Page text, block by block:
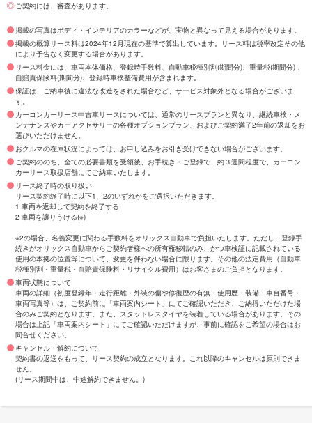
ご契約には、審査があります。
掲載の写真はボディ・インテリアのカラーなどが、実物と異なって見える場合があります。
掲載の概算リース料は2024年12月現在の基準で算出しています。リース料は税率改定その他
により予告なく変更する場合があります。
リース料金には、車両本体価格、登録時手数料、自動車税種別割(期間分)、重量税(期間分) 、
自賠責保険料(期間分)、登録時車検整備費用が含まれます。
保証は、ご納車後に違法な改造をされた場合など、サービス対象外となる場合がございま
す。
カーコンカーリース中古車リースについては、通常のリースプランと異なり、継続車検・メ
ンテナンスやカーアクセサリーの各種オプションプラン、およびご契約満了2年前の返却をお
選びいただけません。
おクルマの在庫状況によっては、お申し込みをお引き受けできない場合がございます。
ご契約ののち、全ての必要書類を受領後、お手続き・ご登録で、約３週間程度で、カーコン
カーリース取扱店舗にてご納車いたします。
リース終了時の取り扱い
リース契約終了時に以下1、2のいずれかをご選択いただきます。
1 車両を返却して契約を終了する
2 車両を譲りうける(※)
※2の場合、名義変更に関わる手数料をオリックス自動車で負担いたします。ただし、登録手
続きがオリックス自動車からご契約者様への所有権移転のみ、かつ車検証に記載されている
使用の本拠の位置等について、変更を伴わない場合に限ります。その他の法定費用（自動車
税種別割・重量税・自賠責保険料・リサイクル費用）はお客さまのご負担となります。
車両状態について
車両の詳細（初度登録年・走行距離・外装の傷や修復歴の有無・使用歴・装備・車台番号・
車両写真等）は、ご契約前に「車両案内シート」にてご確認いただき、ご納得いただけた場
合のみご契約となります。また、スタッドレスタイヤを装着している場合があります。その
場合は上記「車両案内シート」にてご確認いただけますが、事前に確認をご希望の場合はお
問合せください。
キャンセル・解約について
契約書の返送をもって、リース契約の成立となります。これ以降のキャンセルは原則できま
せん。
(リース期間中は、中途解約できません。)